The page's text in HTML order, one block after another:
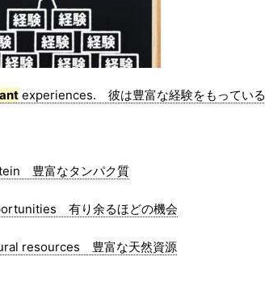
experiences. 彼は豊富な経験をもっている
豊富なタンパク質
有り余るほどの機会
resources 豊富な天然資源